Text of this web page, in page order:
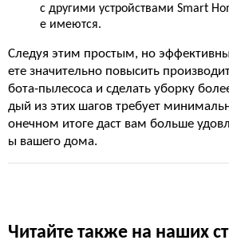
с другими устройствами Smart
е имеются.
Следуя этим простым, но
ете значительно повысить
бота-пылесоса и сделать уборку
дый из этих шагов требует
онечном итоге даст вам больше
ы вашего дома.
Читайте также на наших